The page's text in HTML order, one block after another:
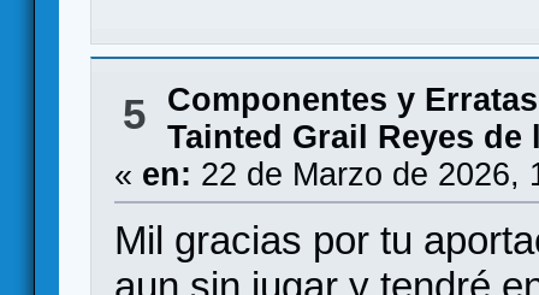
5 Componentes y Erratas
Tainted Grail Reyes de
« en: 22 de Marzo de 2026,
Mil gracias por tu